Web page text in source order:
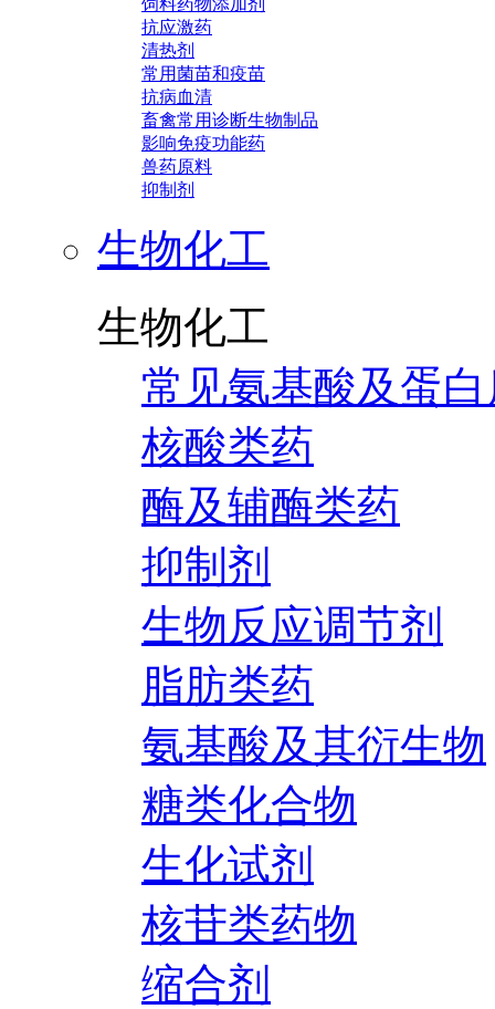
饲料药物添加剂
抗应激药
清热剂
常用菌苗和疫苗
抗病血清
畜禽常用诊断生物制品
影响免疫功能药
兽药原料
抑制剂
生物化工
生物化工
常见氨基酸及蛋
核酸类药
酶及辅酶类药
抑制剂
生物反应调节剂
脂肪类药
氨基酸及其衍生物
糖类化合物
生化试剂
核苷类药物
缩合剂